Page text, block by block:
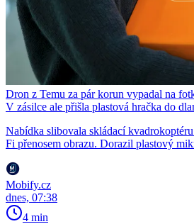
Dron z Temu za pár korun vypadal na
V zásilce ale přišla plastová hračka do
Nabídka slibovala skládací
Fi přenosem obrazu. Dorazil plastový
Mobify.cz
dnes, 07:38
4 min